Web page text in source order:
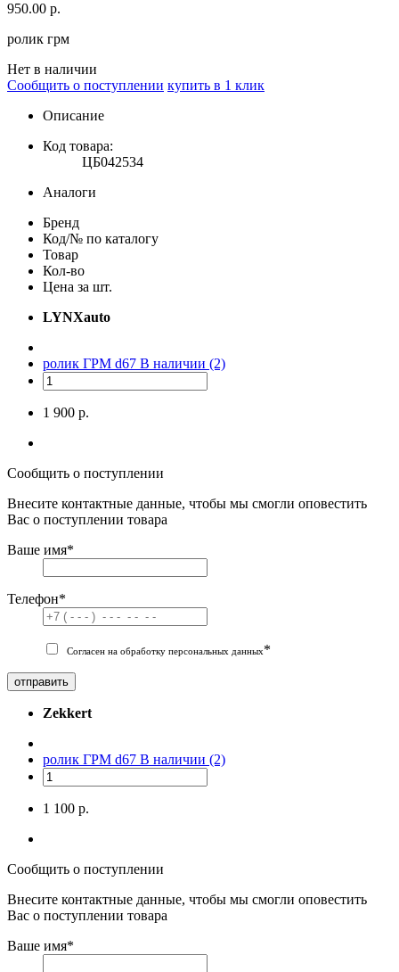
950.00 р.
ролик грм
Нет в наличии
Сообщить о поступлении купить в 1 клик
Описание
Код товара:
ЦБ042534
Аналоги
Бренд
Код/№ по каталогу
Товар
Кол-во
Цена за шт.
LYNXauto
ролик ГРМ d67 В наличии (2)
1 900 р.
Сообщить о поступлении
Внесите контактные данные, чтобы мы смогли оповестить
Вас о поступлении товара
Ваше имя*
Телефон*
Согласен на обработку персональных данных*
отправить
Zekkert
ролик ГРМ d67 В наличии (2)
1 100 р.
Сообщить о поступлении
Внесите контактные данные, чтобы мы смогли оповестить
Вас о поступлении товара
Ваше имя*